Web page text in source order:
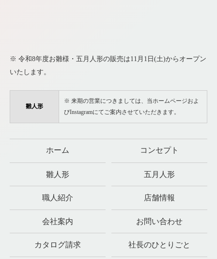
※ 令和8年度お雛様・五月人形の販売は11月1日(土)からオープン
いたします。
雛人形
※ 来期の営業につきましては、当ホームページおよ
びInstagramにてご案内させていただきます。
ホーム コンセプト
雛人形 五月人形
職人紹介 店舗情報
会社案内 お問い合わせ
カタログ請求 社長のひとりごと